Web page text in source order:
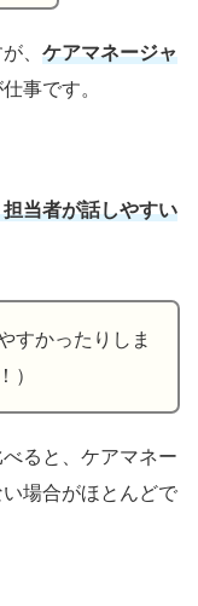
、 ケアマネージャ
事です。
当者が話しやすい
すかったりしま
）
ると、ケアマネー
場合がほとんどで